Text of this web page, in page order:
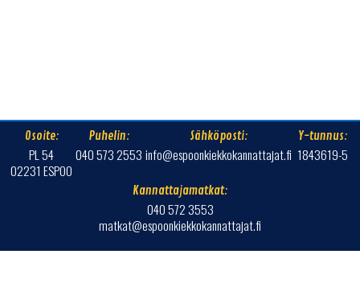
Osoite:
PL 54
02231 ESPOO
Puhelin:
040 573 2553
Sähköposti:
info@espoonkiekkokannattajat.fi
Y-tunnus:
1843619-5
Kannattajamatkat:
040 572 3553
matkat@espoonkiekkokannattajat.fi